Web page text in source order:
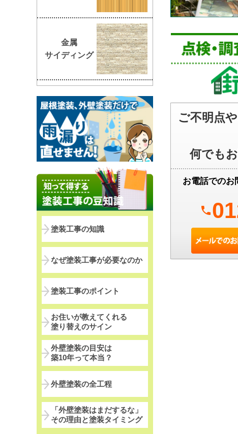
ご不明点
何でも
お電話でのお
phone
金属
サイディング
塗装工事の知識
なぜ塗装工事が必要なのか
塗装工事のポイント
お住いが教えてくれる
塗り替えのサイン
外壁塗装の目安は
築10年って本当？
外壁塗装の全工程
「外壁塗装はまだするな」
その理由と塗装タイミング